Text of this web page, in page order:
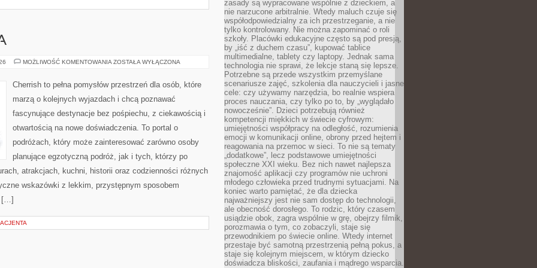
MOŻLIWOŚĆ KOMENTOWANIA WIELKA
ZOSTAŁA WYŁĄCZONA
Cherrish to pełna pomysłów przestrzeń dla osób, które
marzą o kolejnych wyjazdach i chcą poznawać
fascynujące destynacje bez pośpiechu, z ciekawością i
otwartością na nowe doświadczenia. To portal o
podróżach, który może zainteresować zarówno osoby
planujące egzotyczną podróż, jak i tych, którzy po
atrakcjach, kuchni, historii oraz codzienności różnych
wskazówki z lekkim, przystępnym sposobem
[…]
zasady są wypracowane wspólnie z dzieckiem, a
nie narzucone arbitralnie. Wtedy maluch czuje się
współodpowiedzialny za ich przestrzeganie, a nie
tylko kontrolowany. Nie można zapominać o roli
szkoły. Placówki edukacyjne często są pod presją,
by „iść z duchem czasu”, kupować tablice
multimedialne, tablety czy laptopy. Jednak sama
technologia nie sprawi, że lekcje staną się lepsze.
Potrzebne są przede wszystkim przemyślane
scenariusze zajęć, szkolenia dla nauczycieli i jasne
cele: czy używamy narzędzia, bo realnie wspiera
proces nauczania, czy tylko po to, by „wyglądało
nowocześnie”. Dzieci potrzebują również
kompetencji miękkich w świecie cyfrowym:
umiejętności współpracy na odległość, rozumienia
emocji w komunikacji online, obrony przed hejtem i
reagowania na przemoc w sieci. To nie są tematy
„dodatkowe”, lecz podstawowe umiejętności
społeczne XXI wieku. Bez nich nawet najlepsza
znajomość aplikacji czy programów nie uchroni
młodego człowieka przed trudnymi sytuacjami. Na
koniec warto pamiętać, że dla dziecka
najważniejszy jest nie sam dostęp do technologii,
ale obecność dorosłego. To rodzic, który czasem
usiądzie obok, zagra wspólnie w grę, obejrzy filmik,
porozmawia o tym, co zobaczyli, staje się
przewodnikiem po świecie online. Wtedy internet
przestaje być samotną przestrzenią pełną pokus, a
staje się kolejnym miejscem, w którym dziecko
doświadcza bliskości, zaufania i mądrego wsparcia.